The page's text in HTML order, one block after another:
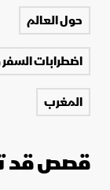
حول العالم
اضطرابات السفر
المغرب
قصص قد